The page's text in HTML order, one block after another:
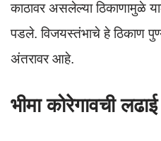
काठावर असलेल्या ठिकाणामुळे
पडले. विजयस्तंभाचे हे ठिकाण
अंतरावर आहे.
भीमा कोरेगावची लढाई